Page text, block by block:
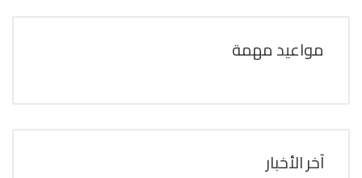
مواعيد مهمة
آخر الأخبار